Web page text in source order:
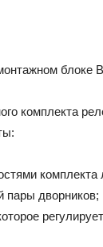
блоке
комплекта
комплекта
пары дворников;